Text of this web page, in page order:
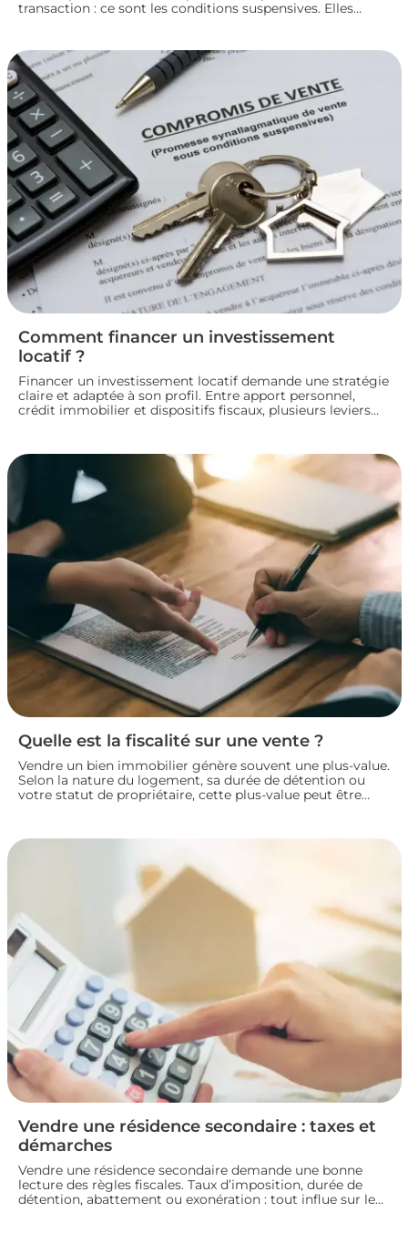
transaction : ce sont les conditions suspensives. Elles
parties jusqu’à la réalisation du projet immobilier. Nous
faisons le point sur leur fonctionnement et leur rôle dans
le bon déroulement d’une transaction immobilière.
Comment financer un investissement
locatif ?
Financer un investissement locatif demande une stratégie
claire et adaptée à son profil. Entre apport personnel,
crédit immobilier et dispositifs fiscaux, plusieurs leviers
solutions pour construire un plan de financement solide
et lancer son investissement locatif dans de bonnes
conditions.
Quelle est la fiscalité sur une vente ?
Vendre un bien immobilier génère souvent une plus-value.
Selon la nature du logement, sa durée de détention ou
votre statut de propriétaire, cette plus-value peut être
exonérations et démarches à connaître avant de signer
Vendre une résidence secondaire : taxes et
démarches
Vendre une résidence secondaire demande une bonne
lecture des règles fiscales. Taux d’imposition, durée de
détention, abattement ou exonération : tout influe sur le